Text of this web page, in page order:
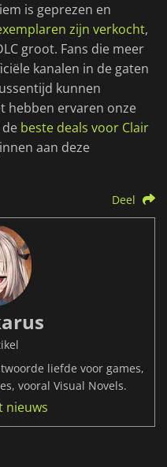
is geprezen en
zijn verkocht,
groot. Fans die meer
kanalen in de gaten
kunnen
hebben ervaren onze
beste deals voor Clair
aan deze
Deel
liefde voor games,
vooral Visual Novels.
nieuws